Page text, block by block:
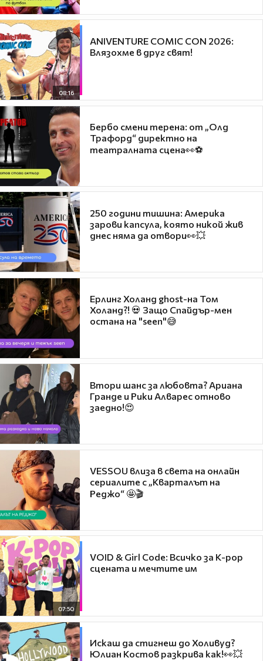
08:16
ANIVENTURE COMIC CON 2026:
Влязохме в друг свят!
Бербо смени терена: от „Олд
Трафорд“ директно на
театралната сцена👀⚽
250 години тишина: Америка
зарови капсула, която никой жив
днес няма да отвори👀💥
Ерлинг Холанд ghost-на Том
Холанд?! 💀 Защо Спайдър-мен
остана на "seen"😅
Втори шанс за любовта? Ариана
Гранде и Рики Алварес отново
заедно!😍
VESSOU влиза в света на онлайн
сериалите с „Кварталът на
Реджо“ 🤩🎬
07:50
VOID & Girl Code: Всичко за K-pop
сцената и мечтите им
Искаш да стигнеш до Холивуд?
Юлиан Костов разкрива как!👀💥